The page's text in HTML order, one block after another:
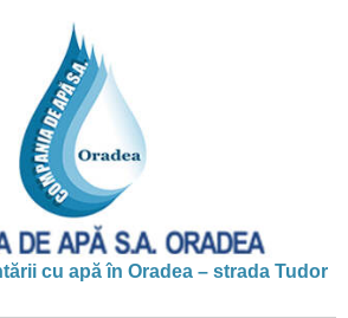
cu apă în Oradea – strada Tudor